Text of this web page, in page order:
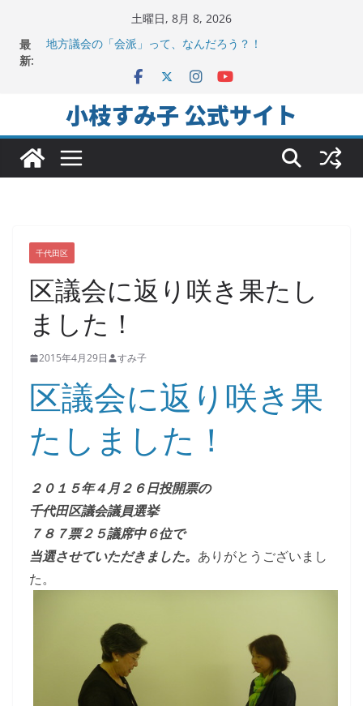
土曜日, 8月 8, 2026
最
新:
地方議会の「会派」って、なんだろう？！
ちよだの声ニュース No,9発信しました！
会」に参加
ヒートアイランド緩和のキーワードは「水と緑と風」
小枝すみ子 公式サイト
千代田区
区議会に返り咲き果たし
ました！
2015年4月29日 すみ子
区議会に返り咲き果
たしました！
２０１５年４月２６日投開票の
千代田区議会議員選挙
７８７票２５議席中６位で
当選させていただきました。 ありがとうございまし
た。